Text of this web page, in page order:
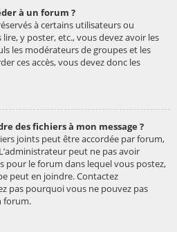
à un forum ?
à certains utilisateurs ou
y poster, etc., vous devez avoir les
les modérateurs de groupes et les
ces accès, vous devez donc les
des fichiers à mon message ?
joints peut être accordée par forum,
peut ne pas avoir
pour le forum dans lequel vous postez,
peut en joindre. Contactez
pas pourquoi vous ne pouvez pas
forum.